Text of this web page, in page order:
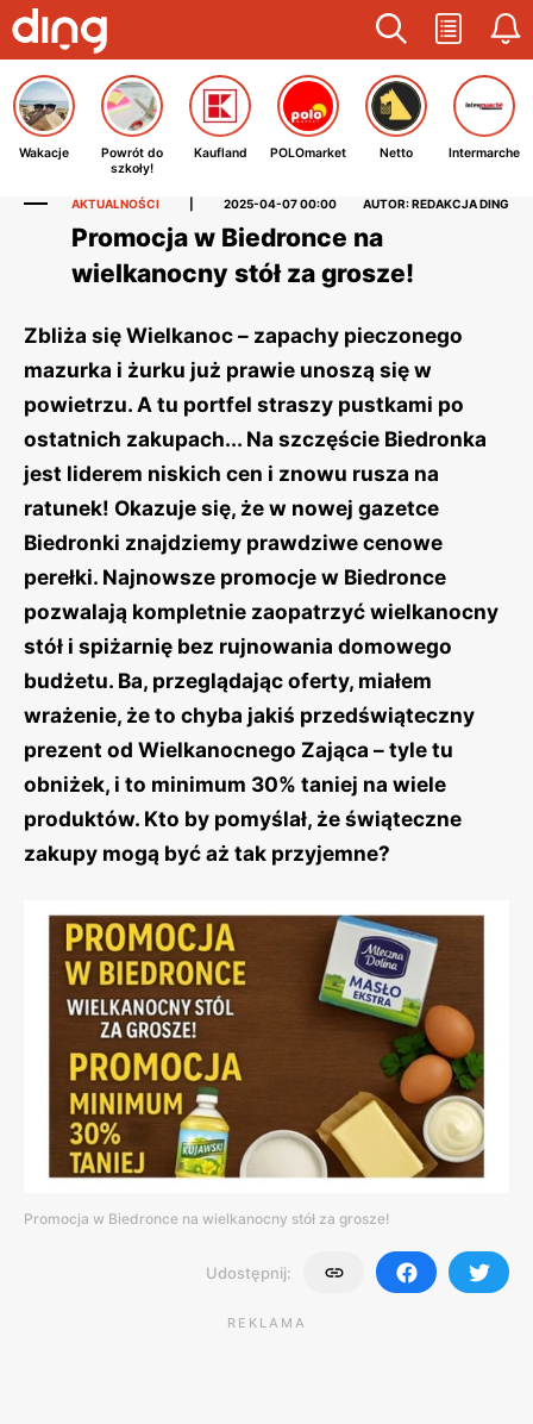
Wakacje
Powrót do
szkoły!
Kaufland POLOmarket Netto Intermarche
AKTUALNOŚCI 2025-04-07 00:00 AUTOR: REDAKCJA DING
Promocja w Biedronce na
wielkanocny stół za grosze!
Zbliża się Wielkanoc – zapachy pieczonego
mazurka i żurku już prawie unoszą się w
powietrzu. A tu portfel straszy pustkami po
ostatnich zakupach... Na szczęście Biedronka
jest liderem niskich cen i znowu rusza na
ratunek! Okazuje się, że w nowej gazetce
Biedronki znajdziemy prawdziwe cenowe
perełki. Najnowsze promocje w Biedronce
pozwalają kompletnie zaopatrzyć wielkanocny
stół i spiżarnię bez rujnowania domowego
budżetu. Ba, przeglądając oferty, miałem
wrażenie, że to chyba jakiś przedświąteczny
prezent od Wielkanocnego Zająca – tyle tu
obniżek, i to minimum 30% taniej na wiele
produktów. Kto by pomyślał, że świąteczne
zakupy mogą być aż tak przyjemne?
Promocja w Biedronce na wielkanocny stół za grosze!
Udostępnij:
REKLAMA